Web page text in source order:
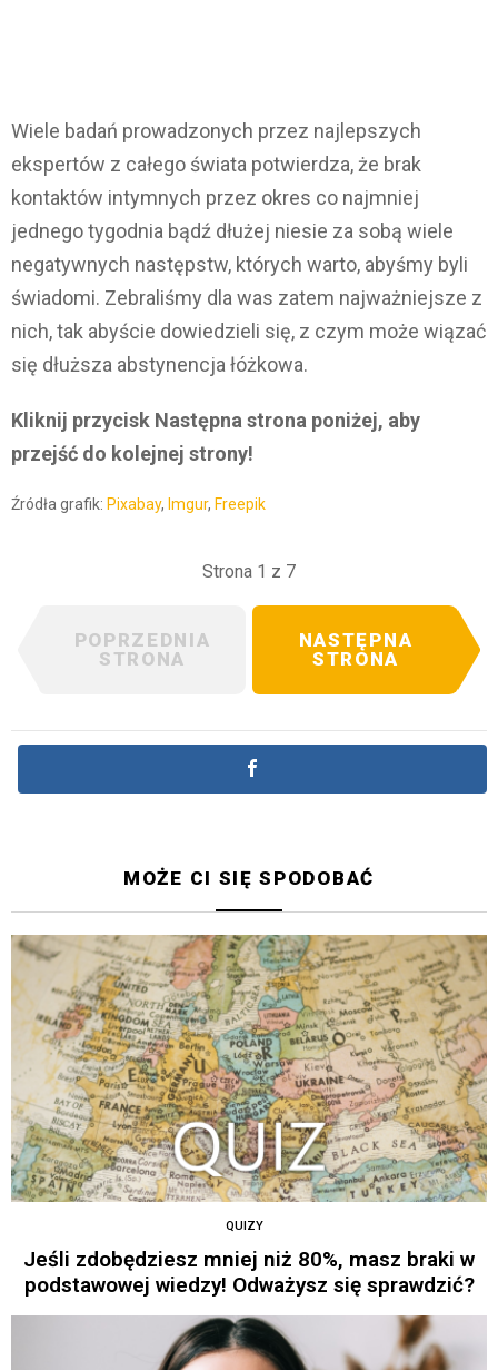
Wiele badań prowadzonych przez najlepszych
ekspertów z całego świata potwierdza, że brak
kontaktów intymnych przez okres co najmniej
jednego tygodnia bądź dłużej niesie za sobą wiele
negatywnych następstw, których warto, abyśmy byli
świadomi. Zebraliśmy dla was zatem najważniejsze z
nich, tak abyście dowiedzieli się, z czym może wiązać
się dłuższa abstynencja łóżkowa.
Kliknij przycisk Następna strona poniżej, aby
przejść do kolejnej strony!
Źródła grafik: Pixabay, Imgur, Freepik
Strona 1 z 7
POPRZEDNIA
STRONA
NASTĘPNA
STRONA
MOŻE CI SIĘ SPODOBAĆ
QUIZY
Jeśli zdobędziesz mniej niż 80%, masz braki w
podstawowej wiedzy! Odważysz się sprawdzić?